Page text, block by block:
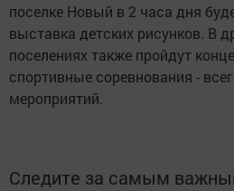
поселке Новый в 2 часа дня
выставка детских рисунков. В
поселениях также пройдут
спортивные соревнования -
мероприятий.
Следите за самым